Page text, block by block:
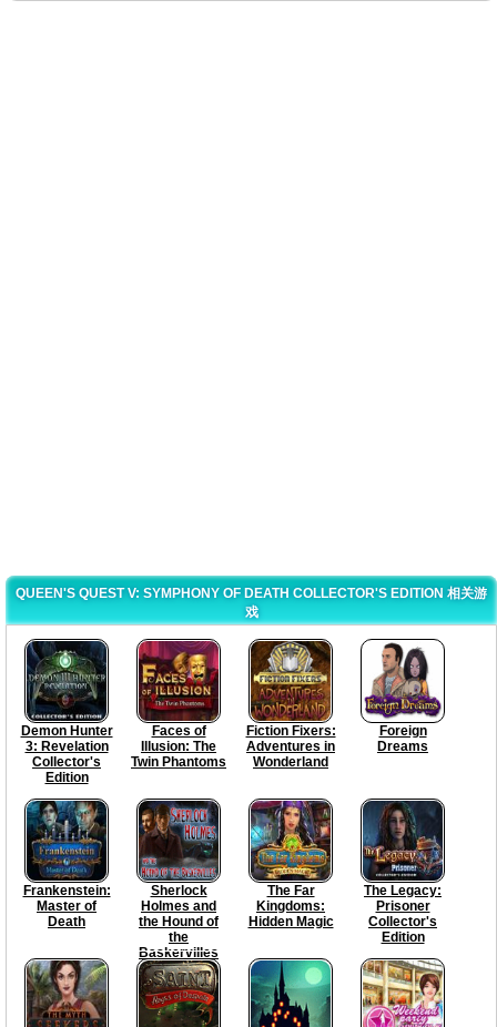
QUEEN'S QUEST V: SYMPHONY OF DEATH COLLECTOR'S EDITION 相关游
戏
Demon Hunter
3: Revelation
Collector's
Edition
Faces of
Illusion: The
Twin Phantoms
Fiction Fixers:
Adventures in
Wonderland
Foreign
Dreams
Frankenstein:
Master of
Death
Sherlock
Holmes and
the Hound of
the
Baskervilles
The Far
Kingdoms:
Hidden Magic
The Legacy:
Prisoner
Collector's
Edition